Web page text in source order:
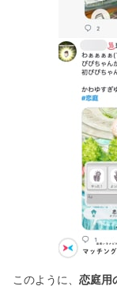
このように、恋庭用